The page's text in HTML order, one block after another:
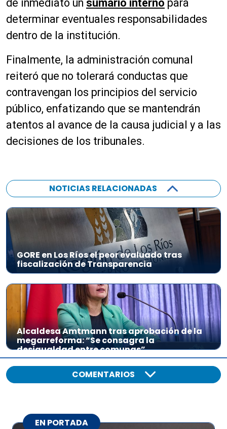
de inmediato un sumario interno para
determinar eventuales responsabilidades
dentro de la institución.
Finalmente, la administración comunal
reiteró que no tolerará conductas que
contravengan los principios del servicio
público, enfatizando que se mantendrán
atentos al avance de la causa judicial y a las
decisiones de los tribunales.
NOTICIAS RELACIONADAS
GORE en Los Ríos el peor evaluado tras
fiscalización de Transparencia
Alcaldesa Amtmann tras aprobación de la
megarreforma: “Se consagra la
desigualdad entre comunas”
COMENTARIOS
EN PORTADA